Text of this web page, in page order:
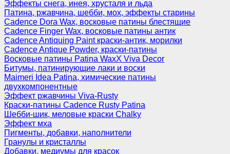
Эффекты снега, инея, хрусталя и льда
Патина, ржавчина, шебби, мох, эффекты старины
Cadence Dora Wax, восковые патины блестящие
Cadence Finger Wax, восковые патины антик
Сadence Antiquing Paint краски-антик, морилки
Cadence Antique Powder, краски-патины
Восковые патины Patina WaxX Viva Decor
Битумы, патинирующие лаки и воски
Maimeri Idea Patina, химические патины
двухкомпонентные
Эффект ржавчины Viva-Rusty
Краски-патины Cadence Rusty Patina
Шебби-шик, меловые краски Chalky
Эффект мха
Пигменты, добавки, наполнители
Гранулы и кристаллы
Добавки, медиумы для красок